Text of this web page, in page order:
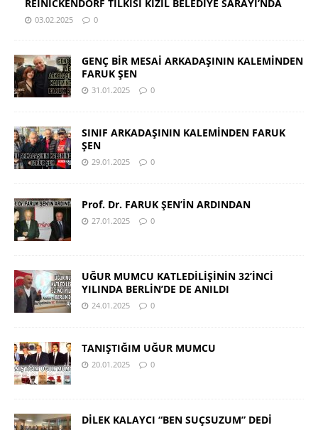
REINICKENDORF TİLKİSİ KIZIL BELEDİYE SARAYI’NDA
03.02.2025 0
GENÇ BİR MESAİ ARKADAŞININ KALEMİNDEN
FARUK ŞEN
31.01.2025 0
SINIF ARKADAŞININ KALEMİNDEN FARUK
ŞEN
29.01.2025 0
Prof. Dr. FARUK ŞEN’İN ARDINDAN
27.01.2025 0
UĞUR MUMCU KATLEDİLİŞİNİN 32’İNCİ
YILINDA BERLİN’DE DE ANILDI
24.01.2025 0
TANIŞTIĞIM UĞUR MUMCU
20.01.2025 0
DİLEK KALAYCI “BEN SUÇSUZUM” DEDİ